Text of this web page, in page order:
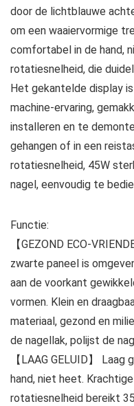
door de lichtblauwe
om een waaiervormige
comfortabel in de hand,
rotatiesnelheid, die
Het gekantelde display
machine-ervaring,
installeren en te
gehangen of in een
rotatiesnelheid, 45W
nagel, eenvoudig te
Functie:
【GEZOND ECO-
zwarte paneel is
aan de voorkant
vormen. Klein en
materiaal, gezond en
de nagellak, polijst de
【LAAG GELUID】
hand, niet heet.
rotatiesnelheid bereikt